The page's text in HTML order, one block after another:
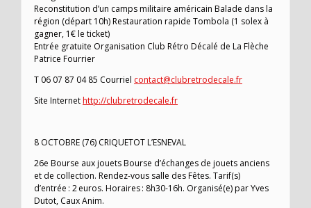
Reconstitution d’un camps militaire américain Balade dans la
région (départ 10h) Restauration rapide Tombola (1 solex à
gagner, 1€ le ticket)
Entrée gratuite Organisation Club Rétro Décalé de La Flèche
Patrice Fourrier
T 06 07 87 04 85 Courriel contact@clubretrodecale.fr
Site Internethttp://clubretrodecale.fr
8 OCTOBRE (76) CRIQUETOT L’ESNEVAL
26e Bourse aux jouets Bourse d’échanges de jouets anciens
et de collection. Rendez-vous salle des Fêtes. Tarif(s)
d’entrée : 2 euros. Horaires : 8h30-16h. Organisé(e) par Yves
Dutot, Caux Anim.